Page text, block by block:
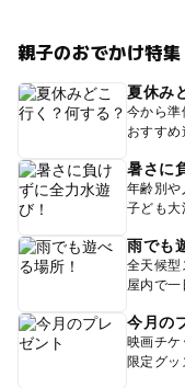
親子のおでかけ特
夏休み
今から準
おすすめ
暑さに
年齢別や
子ども大
雨でも
全天候型
屋内で
今月の
映画チケ
限定グッ